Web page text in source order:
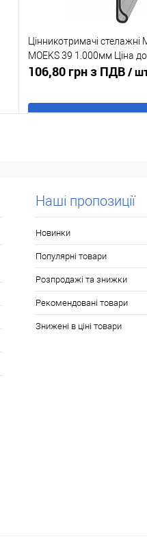
Цінникотримачі стелажні
MOEKS 39 1.000мм Ціна
106,80 грн з ПДВ/
У обране
В
Наші пропозиції
Новинки
Популярні товари
Розпродажі та знижки
Рекомендовані товари
Знижені в ціні товари